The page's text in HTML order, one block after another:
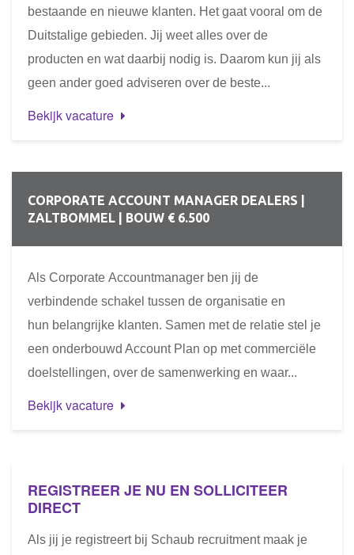
bestaande en nieuwe klanten. Het gaat vooral om de
Duitstalige gebieden. Jij weet alles over de
producten en wat daarbij nodig is. Daarom kun jij als
geen ander goed adviseren over de beste...
Bekijk vacature
CORPORATE ACCOUNT MANAGER DEALERS |
ZALTBOMMEL | BOUW € 6.500
Als Corporate Accountmanager ben jij de
verbindende schakel tussen de organisatie en
hun belangrijke klanten. Samen met de relatie stel je
een onderbouwd Account Plan op met commerciële
doelstellingen, over de samenwerking en waar...
Bekijk vacature
REGISTREER JE NU EN SOLLICITEER
DIRECT
Als jij je registreert bij Schaub recruitment maak je